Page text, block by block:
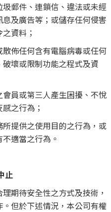
圾郵件、連鎖信、違法或未經
及廣告等；或儲存任何侵害
資料；
散佈任何含有電腦病毒或任何
壞或限制功能之程式及資
會員或第三人產生困擾、不悅
之行為；
所提供之使用目的之行為，或
適當之行為。
止
期待安全性之方式及技術，
但於下述情況，本公司有權